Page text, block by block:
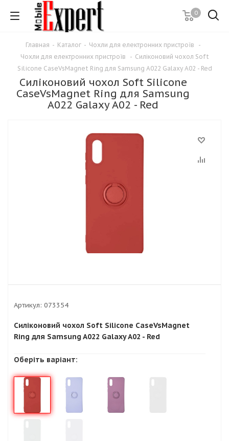
0
Главная - Каталог - Чохли для електронних пристроїв
-
Чохли для електронних пристроїв
- Силіконовий чохол Soft
Silicone CaseVsMagnet Ring для Samsung A022 Galaxy A02 - Red
Силіконовий чохол Soft Silicone
CaseVsMagnet Ring для Samsung
A022 Galaxy A02 - Red
Артикул: 073354
Силіконовий чохол Soft Silicone CaseVsMagnet
Ring для Samsung A022 Galaxy A02 - Red
Оберіть варіант: